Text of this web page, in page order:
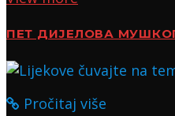
ПЕТ ДИЈЕЛОВА
Pročitaj više